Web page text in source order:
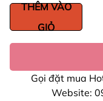
THÊM VÀO
GIỎ
Gọi đặt mua
Website: